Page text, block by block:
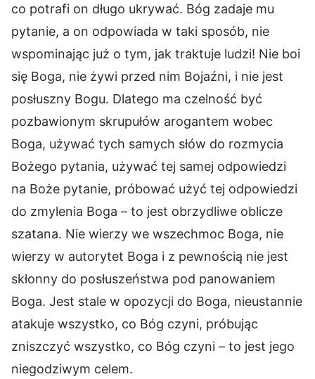
co potrafi on długo ukrywać. Bóg zadaje mu
pytanie, a on odpowiada w taki sposób, nie
wspominając już o tym, jak traktuje ludzi! Nie boi
się Boga, nie żywi przed nim Bojaźni, i nie jest
posłuszny Bogu. Dlatego ma czelność być
pozbawionym skrupułów arogantem wobec
Boga, używać tych samych słów do rozmycia
Bożego pytania, używać tej samej odpowiedzi
na Boże pytanie, próbować użyć tej odpowiedzi
do zmylenia Boga – to jest obrzydliwe oblicze
szatana. Nie wierzy we wszechmoc Boga, nie
wierzy w autorytet Boga i z pewnością nie jest
skłonny do posłuszeństwa pod panowaniem
Boga. Jest stale w opozycji do Boga, nieustannie
atakuje wszystko, co Bóg czyni, próbując
zniszczyć wszystko, co Bóg czyni – to jest jego
niegodziwym celem.